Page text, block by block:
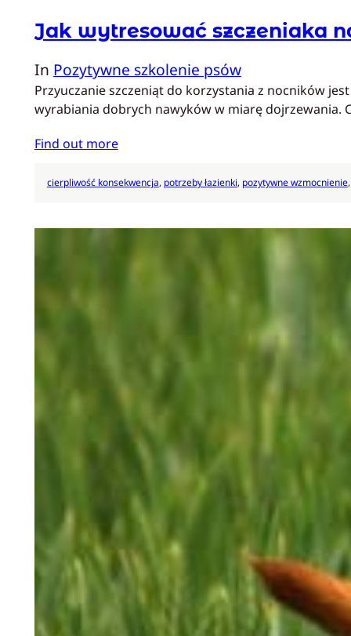
Jak wytresować szczeniaka
In Pozytywne szkolenie psów
Przyuczanie szczeniąt do korzystania z nocników
wyrabiania dobrych nawyków w miarę dojrzewania.
Find out more
cierpliwość konsekwencja, potrzeby łazienki, pozytywne wzmocnienie